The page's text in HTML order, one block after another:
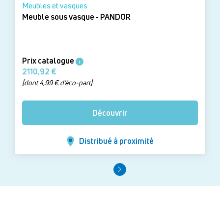
Meubles et vasques
Meuble sous vasque - PANDOR
Prix catalogue i
2110,92 €
[dont 4,99 € d’éco-part]
Découvrir
Distribué à proximité